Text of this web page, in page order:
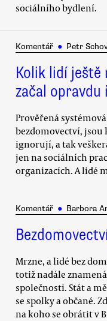
sociálního bydlení.
Komentář ● Petr
Kolik lidí
začal
Prověřená
bezdomovectví, jsou
ignorují, a tak
jen na sociálních
organizacích. A lidé
Komentář ● Barbora
Mrzne, a lidé bez
totiž nadále
společnosti. Stát a
se spolky a občané.
na koho se obrátit v